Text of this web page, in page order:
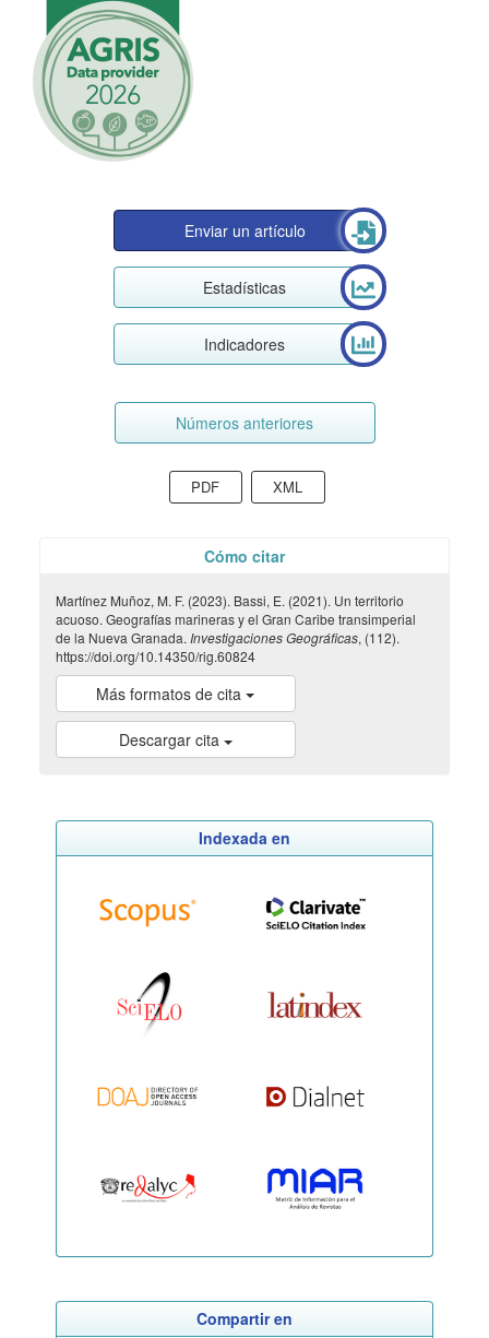
Enviar un artículo
Estadísticas
Indicadores
Números anteriores
PDF XML
Cómo citar
Martínez Muñoz, M. F. (2023). Bassi, E. (2021). Un territorio
acuoso. Geografías marineras y el Gran Caribe transimperial
de la Nueva Granada. Investigaciones Geográficas, (112).
https://doi.org/10.14350/rig.60824
Más formatos de cita
Descargar cita
Indexada en
Compartir en